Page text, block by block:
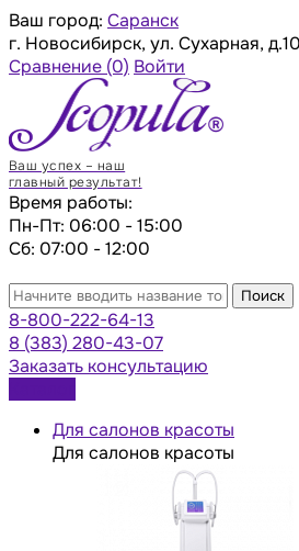
Ваш город: Саранск
г. Новосибирск, ул. Сухарная,
Сравнение (0) Войти
Ваш успех – наш
главный результат!
Время работы:
Пн-Пт: 06:00 - 15:00
Сб: 07:00 - 12:00
Поиск
8-800-222-64-13
8 (383) 280-43-07
Заказать консультацию
Для салонов красоты
Для салонов красоты